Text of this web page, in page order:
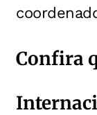
Confira